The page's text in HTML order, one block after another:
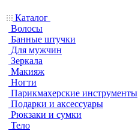
Каталог
Волосы
Банные штучки
Для мужчин
Зеркала
Макияж
Ногти
Парикмахерские инструменты
Подарки и аксессуары
Рюкзаки и сумки
Тело